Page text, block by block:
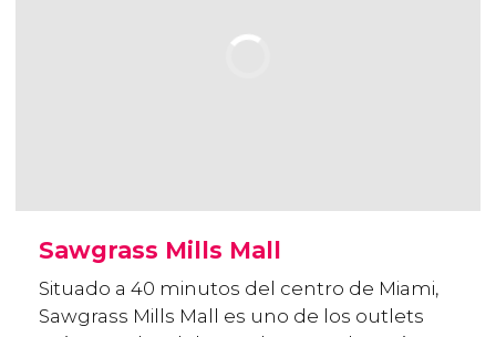
Sawgrass Mills Mall
Situado a 40 minutos del centro de Miami,
Sawgrass Mills Mall es uno de los outlets